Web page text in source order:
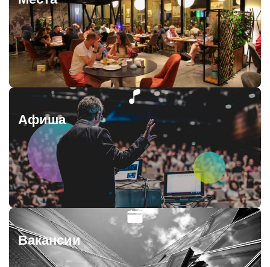
Афиша
Вакансии